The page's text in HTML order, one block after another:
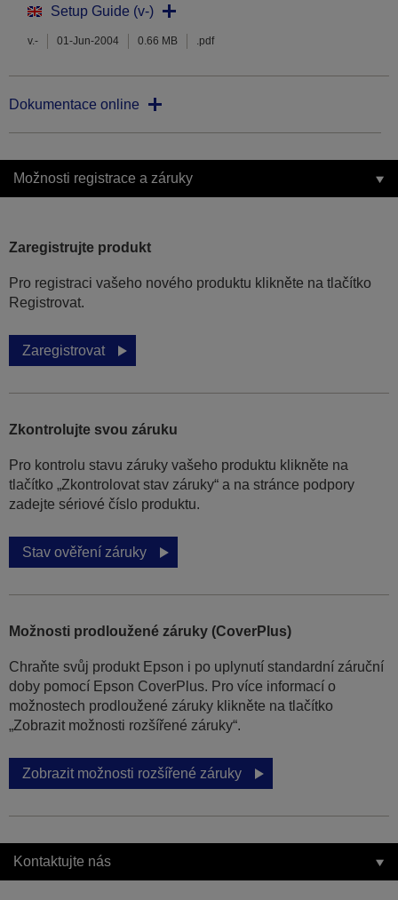
Setup Guide (v-)
v.- 01-Jun-2004 0.66 MB .pdf
Dokumentace online
Možnosti registrace a záruky
Zaregistrujte produkt
Pro registraci vašeho nového produktu klikněte na tlačítko
Registrovat.
Zaregistrovat
Zkontrolujte svou záruku
Pro kontrolu stavu záruky vašeho produktu klikněte na
tlačítko „Zkontrolovat stav záruky“ a na stránce podpory
zadejte sériové číslo produktu.
Stav ověření záruky
Možnosti prodloužené záruky (CoverPlus)
Chraňte svůj produkt Epson i po uplynutí standardní záruční
doby pomocí Epson CoverPlus. Pro více informací o
možnostech prodloužené záruky klikněte na tlačítko
„Zobrazit možnosti rozšířené záruky“.
Zobrazit možnosti rozšířené záruky
Kontaktujte nás